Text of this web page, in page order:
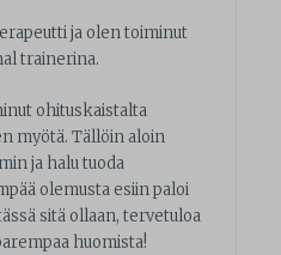
ja olen toiminut
trainerina.
ohituskaistalta
myötä. Tällöin aloin
ja halu tuoda
olemusta esiin paloi
sitä ollaan, tervetuloa
huomista!